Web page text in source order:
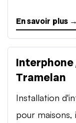
En savoir plus →
Interphone
Tramelan
Installation
pour maisons,